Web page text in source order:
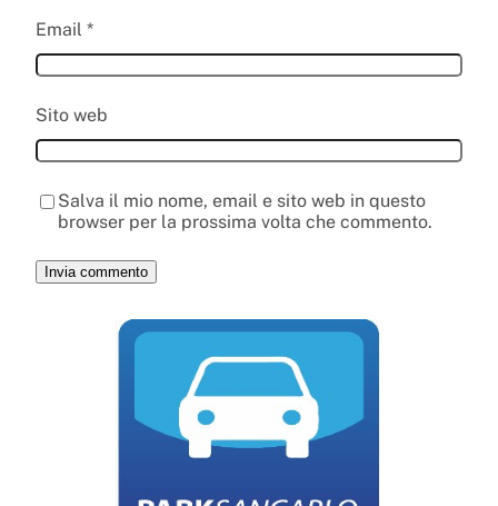
Email *
Sito web
Salva il mio nome, email e sito web in questo
browser per la prossima volta che commento.